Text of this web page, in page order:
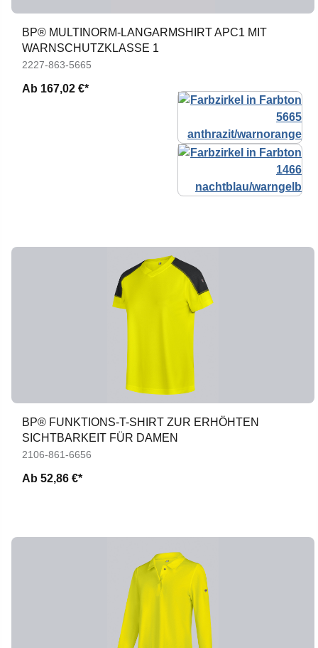
BP® MULTINORM-LANGARMSHIRT APC1 MIT
WARNSCHUTZKLASSE 1
2227-863-5665
Ab 167,02 €*
BP® FUNKTIONS-T-SHIRT ZUR ERHÖHTEN
SICHTBARKEIT FÜR DAMEN
2106-861-6656
Ab 52,86 €*